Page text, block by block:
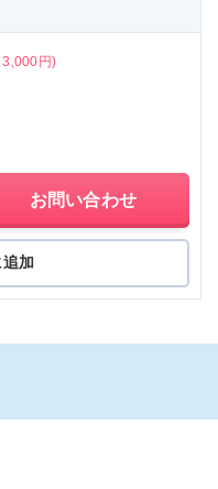
3,000円)
お問い合わせ
加